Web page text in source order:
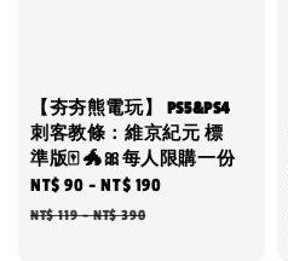
【夯夯熊電玩】 PS5&PS4
刺客教條：維京紀元 標
準版🀄 🐲🎀每人限購一份
Sale
price
NT$ 90 -NT$ 190
NT$ 119-NT$ 390